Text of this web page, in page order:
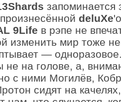
deluXe
9Life в рэпе не
изменить мир тоже
—
не на голове, а,
с ними Могилёв,
сидят на